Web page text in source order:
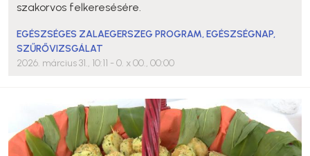
szakorvos felkeresésére.
EGÉSZSÉGES ZALAEGERSZEG PROGRAM,EGÉSZSÉGNAP,
SZŰRŐVIZSGÁLAT
2026. március 31., 10:11 - 0. x 00., 00:00